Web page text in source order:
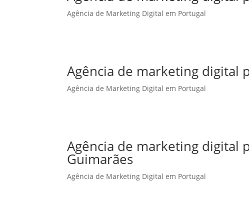
Agência de Marketing Digital em Portugal
Agência de marketing digital
Agência de Marketing Digital em Portugal
Agência de marketing digital
Guimarães
Agência de Marketing Digital em Portugal